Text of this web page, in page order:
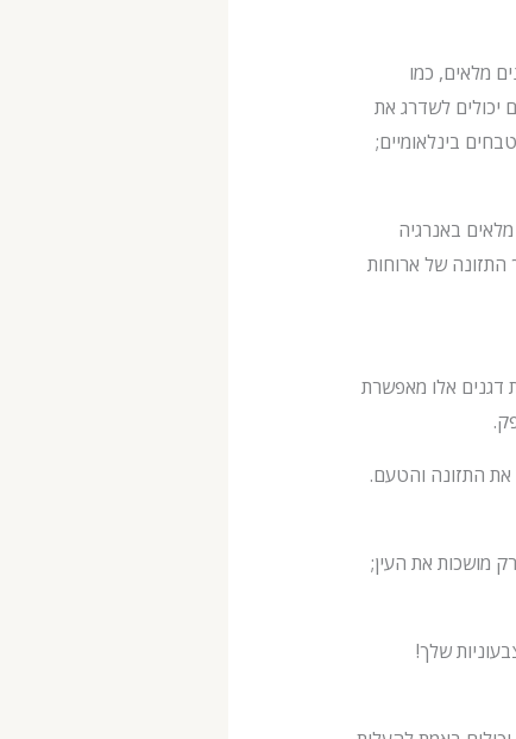
מלאים, כמו
יכולים לשדרג את
בינלאומיים;
באנרגיה
של ארוחות
דגנים אלו מאפשרת
את התזונה והטעם.
מושכות את העין;
שלך!